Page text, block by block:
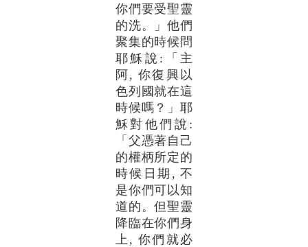
你們要受聖靈
的洗。」他們
聚集的時候問
耶穌說:「主
阿, 你復興以
色列國就在這
時候嗎？」耶
穌對他們說:
「父憑著自己
的權柄所定的
時候日期, 不
是你們可以知
道的。但聖靈
降臨在你們身
上, 你們就必